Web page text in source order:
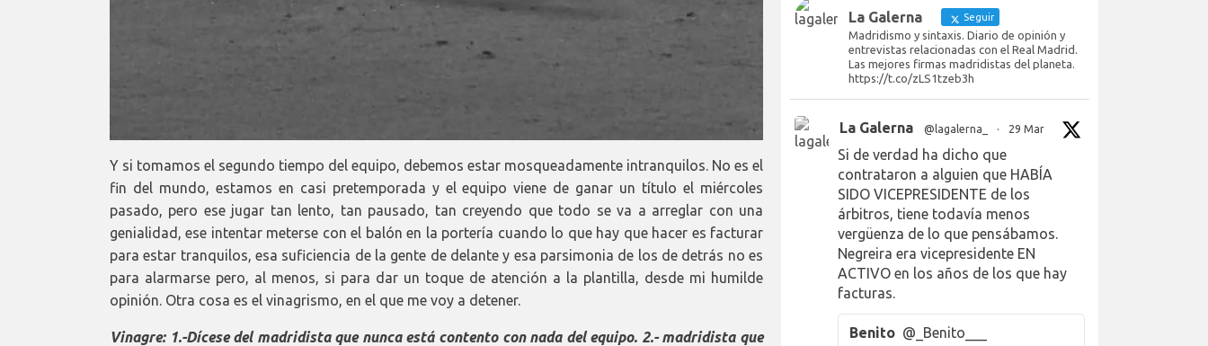
Y si tomamos el segundo tiempo del equipo, debemos estar mosqueadamente intranquilos. No es el
fin del mundo, estamos en casi pretemporada y el equipo viene de ganar un título el miércoles
pasado, pero ese jugar tan lento, tan pausado, tan creyendo que todo se va a arreglar con una
genialidad, ese intentar meterse con el balón en la portería cuando lo que hay que hacer es facturar
para estar tranquilos, esa suficiencia de la gente de delante y esa parsimonia de los de detrás no es
para alarmarse pero, al menos, si para dar un toque de atención a la plantilla, desde mi humilde
opinión. Otra cosa es el vinagrismo, en el que me voy a detener.
Vinagre: 1.-Dícese del madridista que nunca está contento con nada del equipo. 2.- madridista que
La Galerna Seguir
Madridismo y sintaxis. Diario de opinión y
entrevistas relacionadas con el Real Madrid.
Las mejores firmas madridistas del planeta.
https://t.co/zLS1tzeb3h
La Galerna @lagalerna_ · 29 Mar
Si de verdad ha dicho que
contrataron a alguien que HABÍA
SIDO VICEPRESIDENTE de los
árbitros, tiene todavía menos
vergüenza de lo que pensábamos.
Negreira era vicepresidente EN
ACTIVO en los años de los que hay
facturas.
Benito @_Benito___